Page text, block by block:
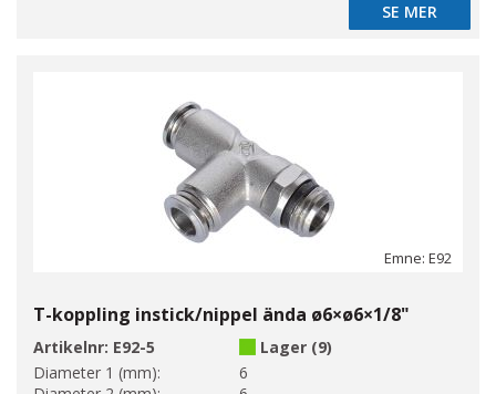
SE MER
SE MER
Emne: E92
T-koppling instick/nippel ända ø6×ø6×1/8"
Artikelnr: E92-5
Lager (9)
Diameter 1 (mm):
6